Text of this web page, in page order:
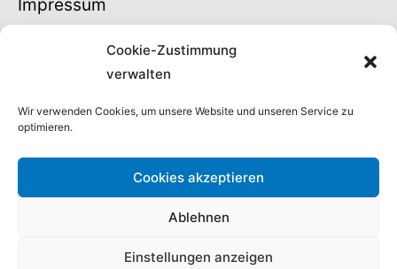
Cookie-Zustimmung
verwalten
Wir verwenden Cookies, um unsere Website und unseren Service zu
optimieren.
Cookies akzeptieren
Ablehnen
Einstellungen anzeigen
Fon 0202 | 730902
info@thilo-froeschke.de
Steuernummer: